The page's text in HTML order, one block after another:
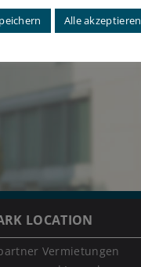
LOCATION
Vermietungen
Alle akzeptieren